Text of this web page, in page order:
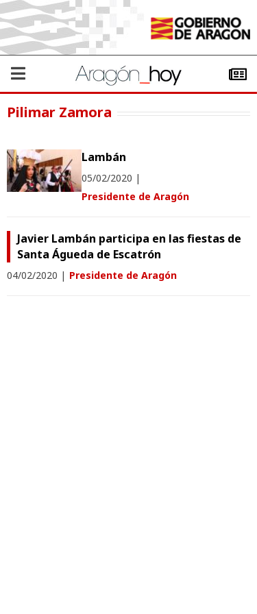
Pilimar Zamora
Lambán
05/02/2020 |
Presidente de Aragón
Javier Lambán participa en las fiestas de
Santa Águeda de Escatrón
04/02/2020 | Presidente de Aragón